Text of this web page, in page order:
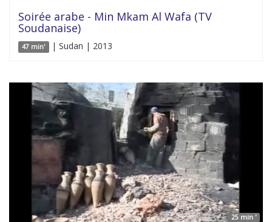
Soirée arabe - Min Mkam Al Wafa (TV
Soudanaise)
47 min' | Sudan | 2013
25 min '